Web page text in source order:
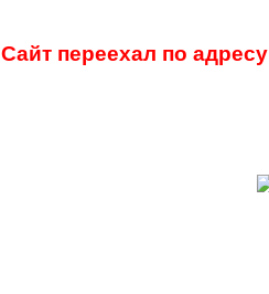
Сайт переехал по адресу